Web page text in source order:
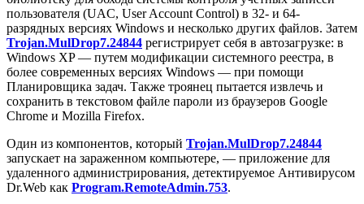
пользователя (UAC, User Account Control) в 32- и 64-
разрядных версиях Windows и несколько других файлов. Затем
Trojan.MulDrop7.24844 регистрирует себя в автозагрузке: в
Windows XP — путем модификации системного реестра, в
более современных версиях Windows — при помощи
Планировщика задач. Также троянец пытается извлечь и
сохранить в текстовом файле пароли из браузеров Google
Chrome и Mozilla Firefox.
Один из компонентов, который Trojan.MulDrop7.24844
запускает на зараженном компьютере, — приложение для
удаленного администрирования, детектируемое Антивирусом
Dr.Web как Program.RemoteAdmin.753.